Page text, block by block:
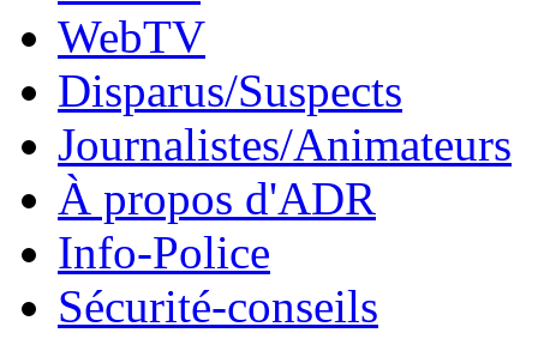
WebTV
Disparus/Suspects
Journalistes/Animateurs
À propos d'ADR
Info-Police
Sécurité-conseils